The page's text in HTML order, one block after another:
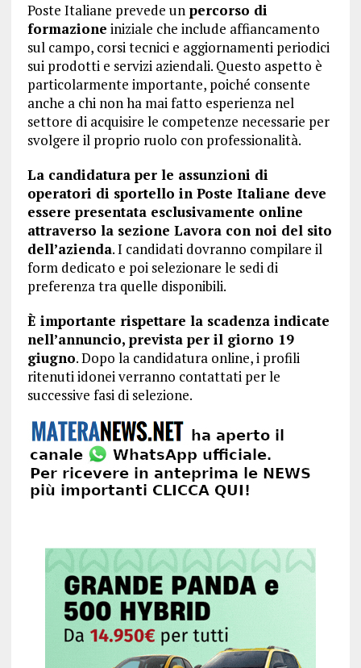
Poste Italiane prevede unpercorso di
formazione iniziale che include affiancamento
sul campo, corsi tecnici e aggiornamenti periodici
sui prodotti e servizi aziendali. Questo aspetto è
particolarmente importante, poiché consente
anche a chi non ha mai fatto esperienza nel
settore di acquisire le competenze necessarie per
svolgere il proprio ruolo con professionalità.
La candidatura per le assunzioni di
operatori di sportello in Poste Italiane deve
essere presentata esclusivamente online
attraverso la sezione Lavora con noi del sito
dell’azienda. I candidati dovranno compilare il
form dedicato e poi selezionare le sedi di
preferenza tra quelle disponibili.
È importante rispettare la scadenza indicate
nell’annuncio, prevista per il giorno 19
giugno. Dopo la candidatura online, i profili
ritenuti idonei verranno contattati per le
successive fasi di selezione.